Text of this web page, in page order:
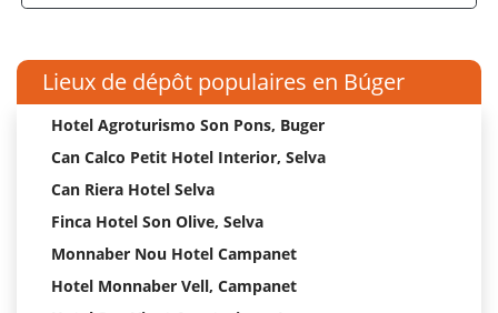
Lieux de dépôt populaires en Búger
Hotel Agroturismo Son Pons, Buger
Can Calco Petit Hotel Interior, Selva
Can Riera Hotel Selva
Finca Hotel Son Olive, Selva
Monnaber Nou Hotel Campanet
Hotel Monnaber Vell, Campanet